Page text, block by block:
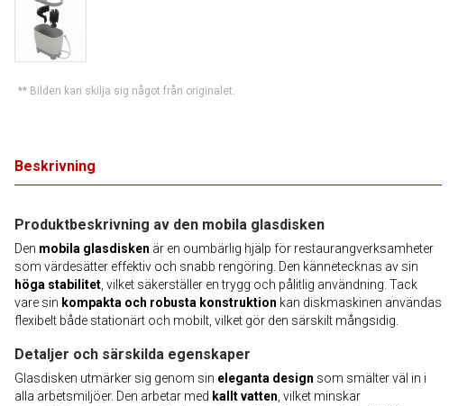
** Bilden kan skilja sig något från originalet.
Beskrivning
Produktbeskrivning av den mobila glasdisken
Den mobila glasdisken är en oumbärlig hjälp för restaurangverksamheter
som värdesätter effektiv och snabb rengöring. Den kännetecknas av sin
höga stabilitet , vilket säkerställer en trygg och pålitlig användning. Tack
vare sin kompakta och robusta konstruktion kan diskmaskinen användas
flexibelt både stationärt och mobilt, vilket gör den särskilt mångsidig.
Detaljer och särskilda egenskaper
Glasdisken utmärker sig genom sin eleganta design som smälter väl in i
alla arbetsmiljöer. Den arbetar med kallt vatten , vilket minskar